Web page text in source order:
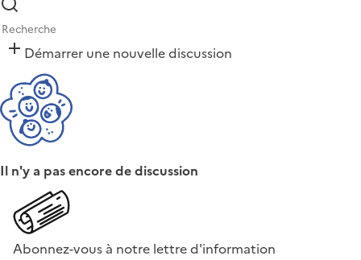
Démarrer une nouvelle discussion
Il n'y a pas encore de discussion
Abonnez-vous à notre lettre d'information